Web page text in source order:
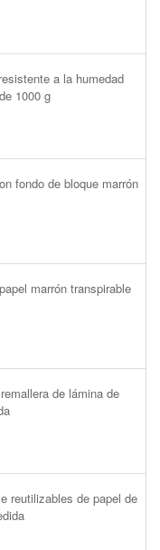
a la humedad
1000 g
fondo de bloque marrón
marrón transpirable
de lámina de
reutilizables de papel de